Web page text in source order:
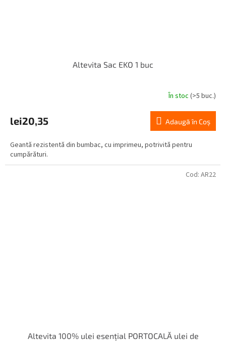
Altevita Sac EKO 1 buc
În stoc (>5 buc.)
lei20,35 Adaugă în Coş
Geantă rezistentă din bumbac, cu imprimeu, potrivită pentru
cumpărături.
Altevita 100% ulei esențial PORTOCALĂ ulei de
Cod: AR22